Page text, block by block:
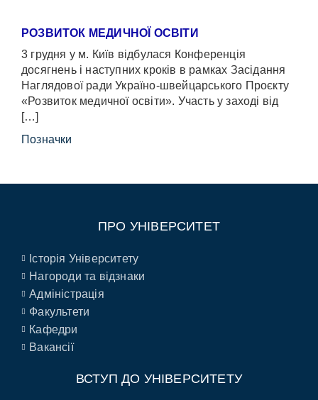
РОЗВИТОК МЕДИЧНОЇ ОСВІТИ
3 грудня у м. Київ відбулася Конференція
досягнень і наступних кроків в рамках Засідання
Наглядової ради Україно-швейцарського Проєкту
«Розвиток медичної освіти». Участь у заході від
[…]
Позначки
ПРО УНІВЕРСИТЕТ
Історія Університету
Нагороди та відзнаки
Адміністрація
Факультети
Кафедри
Вакансії
ВСТУП ДО УНІВЕРСИТЕТУ